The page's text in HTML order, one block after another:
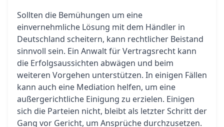
Sollten die Bemühungen um eine
einvernehmliche Lösung mit dem Händler in
Deutschland scheitern, kann rechtlicher Beistand
sinnvoll sein. Ein Anwalt für Vertragsrecht kann
die Erfolgsaussichten abwägen und beim
weiteren Vorgehen unterstützen. In einigen Fällen
kann auch eine Mediation helfen, um eine
außergerichtliche Einigung zu erzielen. Einigen
sich die Parteien nicht, bleibt als letzter Schritt der
Gang vor Gericht, um Ansprüche durchzusetzen.